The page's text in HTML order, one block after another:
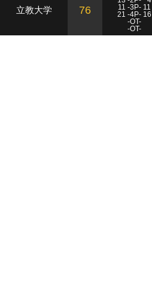
立教大学 76
11 -3P- 11
21 -4P- 16
-OT-
-OT-